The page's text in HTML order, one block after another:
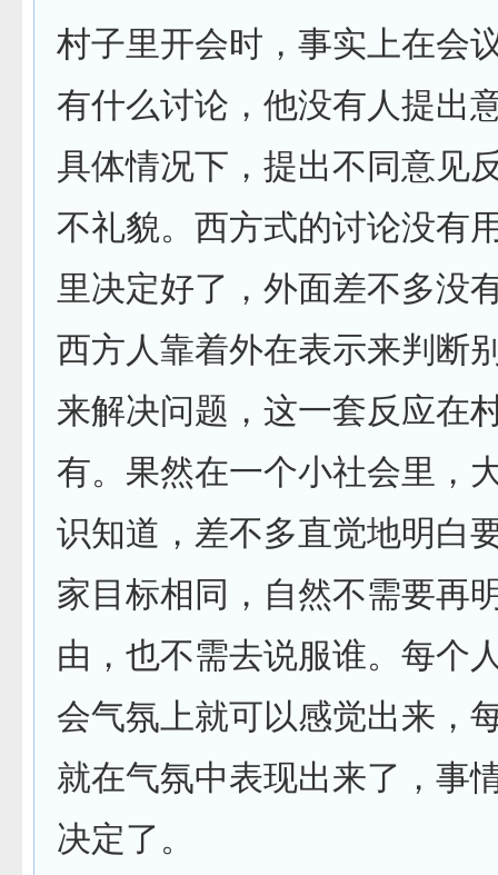
村子里开会时，事实上在会
有什么讨论，他没有人提出
具体情况下，提出不同意见
不礼貌。西方式的讨论没有
里决定好了，外面差不多没
西方人靠着外在表示来判断
来解决问题，这一套反应在
有。果然在一个小社会里，
识知道，差不多直觉地明白
家目标相同，自然不需要再
由，也不需去说服谁。每个
会气氛上就可以感觉出来，
就在气氛中表现出来了，事
决定了。